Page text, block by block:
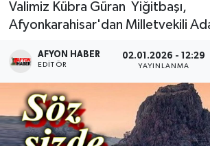
Valimiz Kübra Güran Yiğitbaşı,
Afyonkarahisar'dan Milletvekili
AFYON HABER
EDITÖR
02.01.2026 - 12:29
YAYINLANMA
Ekonomi
Magazin
Etkinlikler